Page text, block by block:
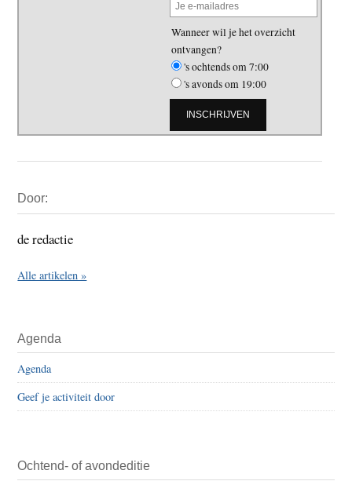
Wanneer wil je het overzicht
ontvangen?
's ochtends om 7:00
's avonds om 19:00
Sidebar
Door:
de redactie
Alle artikelen »
Agenda
Agenda
Geef je activiteit door
Ochtend- of avondeditie